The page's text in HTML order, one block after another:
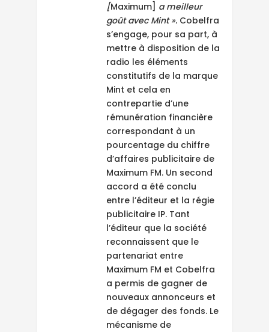
[Maximum] a meilleur
goût avec Mint ». Cobelfra
s’engage, pour sa part, à
mettre à disposition de la
radio les éléments
constitutifs de la marque
Mint et cela en
contrepartie d’une
rémunération financière
correspondant à un
pourcentage du chiffre
d’affaires publicitaire de
Maximum FM. Un second
accord a été conclu
entre l’éditeur et la régie
publicitaire IP. Tant
l’éditeur que la société
reconnaissent que le
partenariat entre
Maximum FM et Cobelfra
a permis de gagner de
nouveaux annonceurs et
de dégager des fonds. Le
mécanisme de